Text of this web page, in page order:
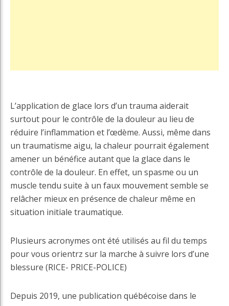
L’application de glace lors d’un trauma aiderait
surtout pour le contrôle de la douleur au lieu de
réduire l’inflammation et l’œdème. Aussi, même dans
un traumatisme aigu, la chaleur pourrait également
amener un bénéfice autant que la glace dans le
contrôle de la douleur. En effet, un spasme ou un
muscle tendu suite à un faux mouvement semble se
relâcher mieux en présence de chaleur même en
situation initiale traumatique.
Plusieurs acronymes ont été utilisés au fil du temps
pour vous orientrz sur la marche à suivre lors d’une
blessure (RICE- PRICE-POLICE)
Depuis 2019, une publication québécoise dans le